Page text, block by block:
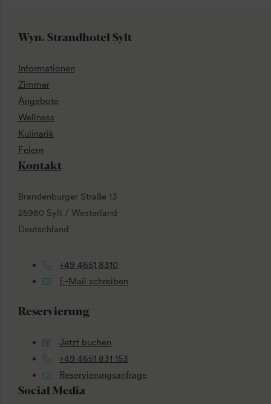
Wyn. Strandhotel Sylt
Informationen
Zimmer
Angebote
Wellness
Kulinarik
Feiern
Kontakt
Brandenburger Straße 13
25980 Sylt / Westerland
Deutschland
+49 4651 8310
E-Mail schreiben
Reservierung
Jetzt buchen
+49 4651 831 153
Reservierungsanfrage
Social Media